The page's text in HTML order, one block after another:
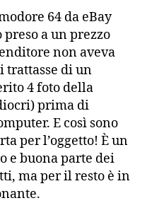
64 da eBay
preso a un prezzo
non aveva
trattasse di un
4 foto della
prima di
E così sono
per l’oggetto! È un
e buona parte dei
ma per il resto è in